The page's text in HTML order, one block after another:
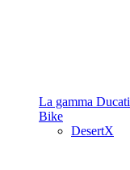
La gamma Ducati
Bike
DesertX